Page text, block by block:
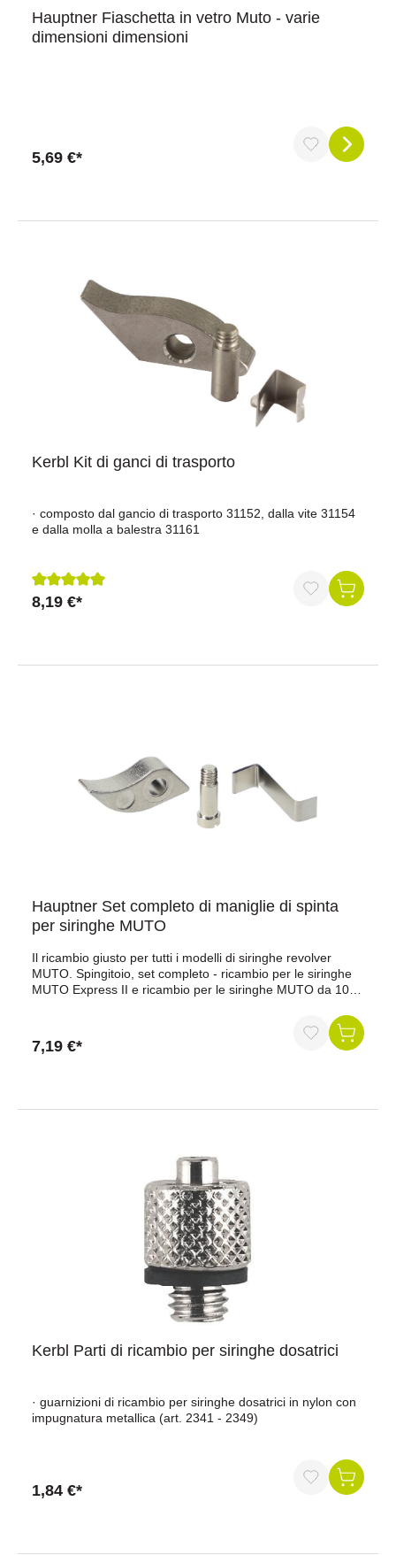
Hauptner Fiaschetta in vetro Muto - varie
dimensioni dimensioni
5,69 €*
Kerbl Kit di ganci di trasporto
· composto dal gancio di trasporto 31152, dalla vite 31154
e dalla molla a balestra 31161
Recensione media di 5 su 5 stelle
8,19 €*
Hauptner Set completo di maniglie di spinta
per siringhe MUTO
Il ricambio giusto per tutti i modelli di siringhe revolver
MUTO. Spingitoio, set completo - ricambio per le siringhe
MUTO Express II e ricambio per le siringhe MUTO da 10
Tuberculina da 5 ml e 2,1 ml. Gli accessori per siringhe
dosatrici per le siringhe revolver MUTO sono costituiti da
uno spintore, una vite e una molla a balestra.
7,19 €*
Kerbl Parti di ricambio per siringhe dosatrici
· guarnizioni di ricambio per siringhe dosatrici in nylon con
impugnatura metallica (art. 2341 - 2349)
1,84 €*